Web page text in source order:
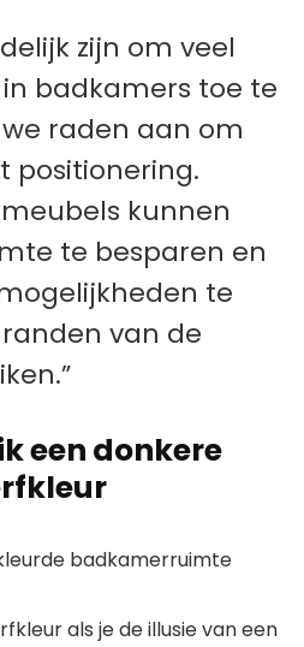
zijn om veel
badkamers toe te
raden aan om
positionering.
kunnen
te besparen en
te
van de
een donkere
als je de illusie van een